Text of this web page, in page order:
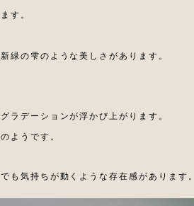
す。
緑の雫のような美しさがあります。
ラデーションが浮かび上がります。
ようです。
も気持ちが動くような存在感があります。